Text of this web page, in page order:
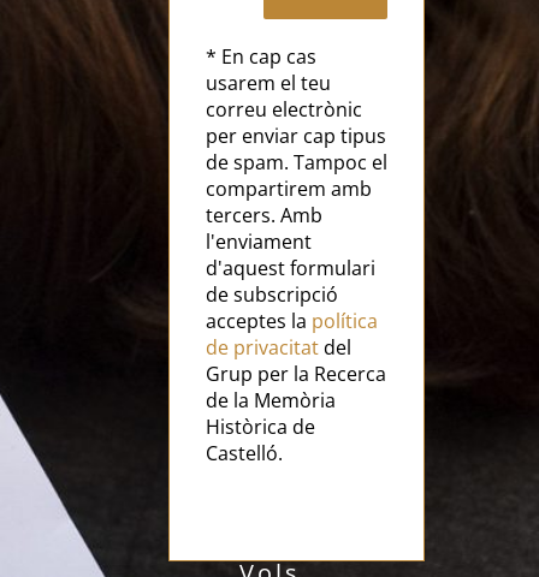
* En cap cas
usarem el teu
correu electrònic
per enviar cap tipus
de spam. Tampoc el
compartirem amb
tercers. Amb
l'enviament
d'aquest formulari
de subscripció
acceptes la política
de privacitatdel
Grup per la Recerca
de la Memòria
Històrica de
Castelló.